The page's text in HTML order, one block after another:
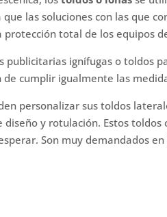
las soluciones con las que
total de los equipos
ignífugas o toldos
cumplir igualmente las
personalizar sus toldos
y rotulación. Estos
Son muy demandados